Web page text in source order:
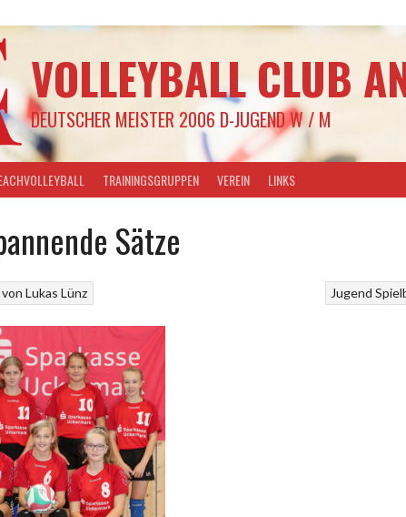
VOLLEYBALL CLUB
DEUTSCHER MEISTER 2006 D-JUGEND W / M
TRAININGSGRUPPEN VEREIN LINKS
Sätze
Jugend
vonLukas Lünz